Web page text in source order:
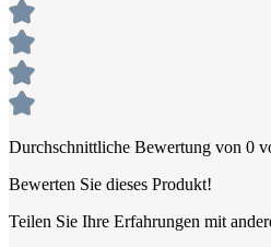
Durchschnittliche Bewertung von 0
Bewerten Sie dieses Produkt!
Teilen Sie Ihre Erfahrungen mit